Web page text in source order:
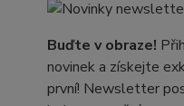
Buďte v obraze!
novinek a získejte
první! Newsletter